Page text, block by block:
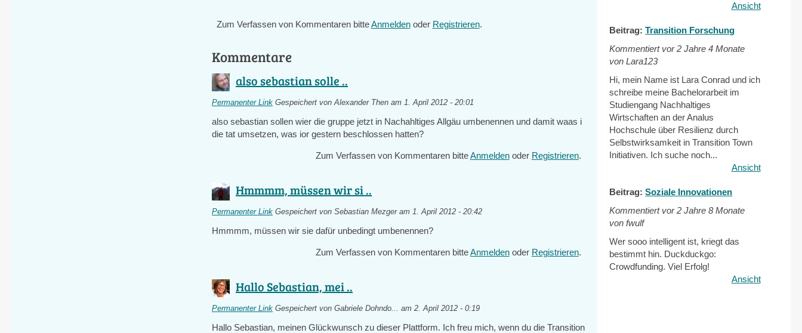
Zum Verfassen von Kommentaren bitteAnmeldenoder Registrieren.
Kommentare
also sebastian solle ..
Permanenter Link Gespeichert vonAlexander Then am 1. April 2012 - 20:01
also sebastian sollen wier die gruppe jetzt in Nachahltiges Allgäu umbenennen und damit waas i
die tat umsetzen, was ior gestern beschlossen hatten?
Zum Verfassen von Kommentaren bitteAnmeldenoder Registrieren.
Hmmmm, müssen wir si ..
Permanenter Link Gespeichert vonSebastian Mezgeram 1. April 2012 - 20:42
Hmmmm, müssen wir sie dafür unbedingt umbenennen?
Zum Verfassen von Kommentaren bitteAnmeldenoder Registrieren.
Hallo Sebastian, mei ..
Permanenter Link Gespeichert vonGabriele Dohndo... am 2. April 2012 - 0:19
Hallo Sebastian, meinen Glückwunsch zu dieser Plattform. Ich freu mich, wenn du die Transition
Ansicht
Beitrag:Transition Forschung
Kommentiert vor2 Jahre 4 Monate
von Lara123
Hi, mein Name ist Lara Conrad und ich
schreibe meine Bachelorarbeit im
Studiengang Nachhaltiges
Wirtschaften an der Analus
Hochschule über Resilienz durch
Selbstwirksamkeit in Transition Town
Initiativen. Ich suche noch...
Ansicht
Beitrag:Soziale Innovationen
Kommentiert vor2 Jahre 8 Monate
von fwulf
Wer sooo intelligent ist, kriegt das
bestimmt hin. Duckduckgo:
Crowdfunding. Viel Erfolg!
Ansicht